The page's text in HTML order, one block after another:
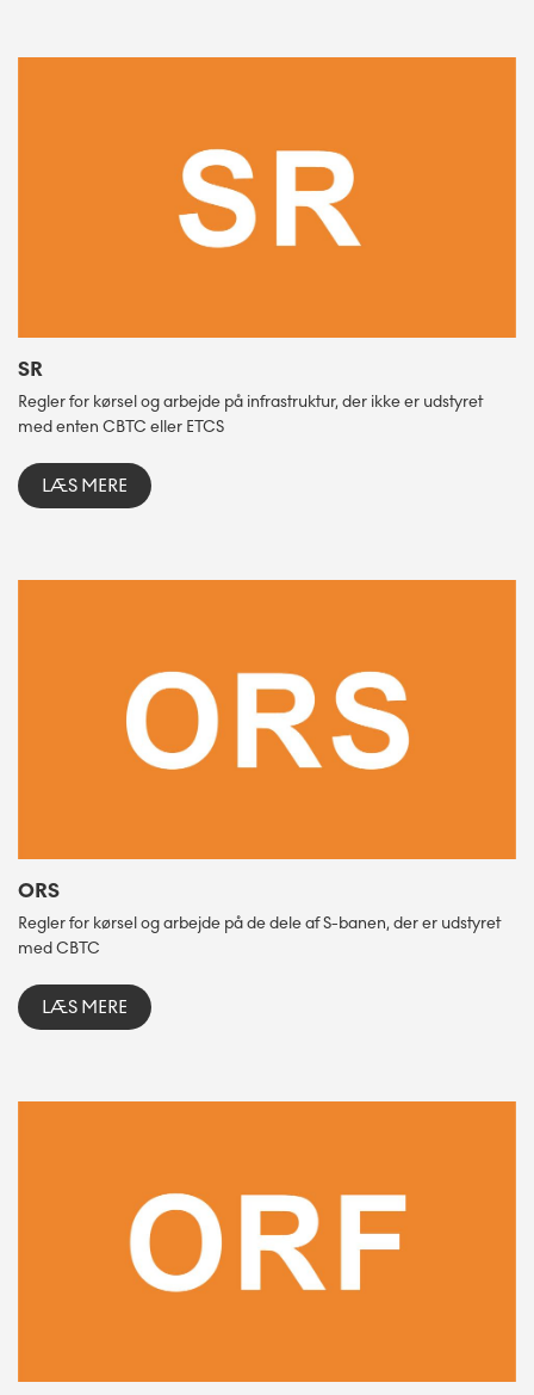
SR
Regler for kørsel og arbejde på infrastruktur, der ikke er udstyret
med enten CBTC eller ETCS
LÆS MERE
ORS
Regler for kørsel og arbejde på de dele af S-banen, der er udstyret
med CBTC
LÆS MERE